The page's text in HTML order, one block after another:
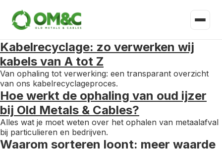
Kabelrecyclage: zo verwerken wij
kabels van A tot Z
Van ophaling tot verwerking: een transparant overzicht
van ons kabelrecyclageproces.
Hoe werkt de ophaling van oud ijzer
bij Old Metals & Cables?
Alles wat je moet weten over het ophalen van metaalafval
bij particulieren en bedrijven.
Waarom sorteren loont: meer waarde